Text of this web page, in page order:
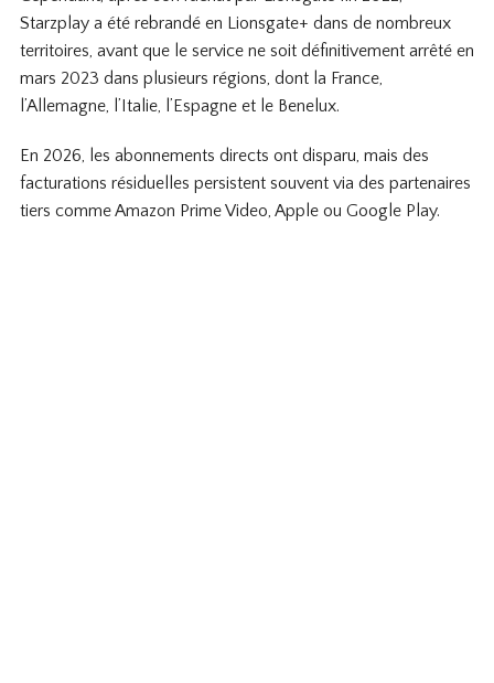
Starzplay a été rebrandé en Lionsgate+ dans de nombreux
territoires, avant que le service ne soit définitivement arrêté en
mars 2023 dans plusieurs régions, dont la France,
l’Allemagne, l’Italie, l’Espagne et le Benelux.
En 2026, les abonnements directs ont disparu, mais des
facturations résiduelles persistent souvent via des partenaires
tiers comme Amazon Prime Video, Apple ou Google Play.